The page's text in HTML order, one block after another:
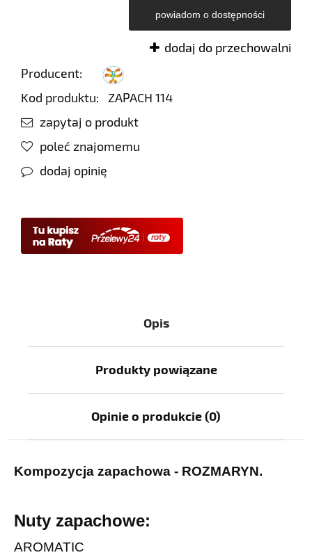
powiadom o dostępności
dodaj do przechowalni
Producent:
Kod produktu:
ZAPACH 114
zapytaj o produkt
poleć znajomemu
dodaj opinię
Opis
Produkty powiązane
Opinie o produkcie (0)
Kompozycja zapachowa - ROZMARYN.
Nuty zapachowe:
AROMATIC